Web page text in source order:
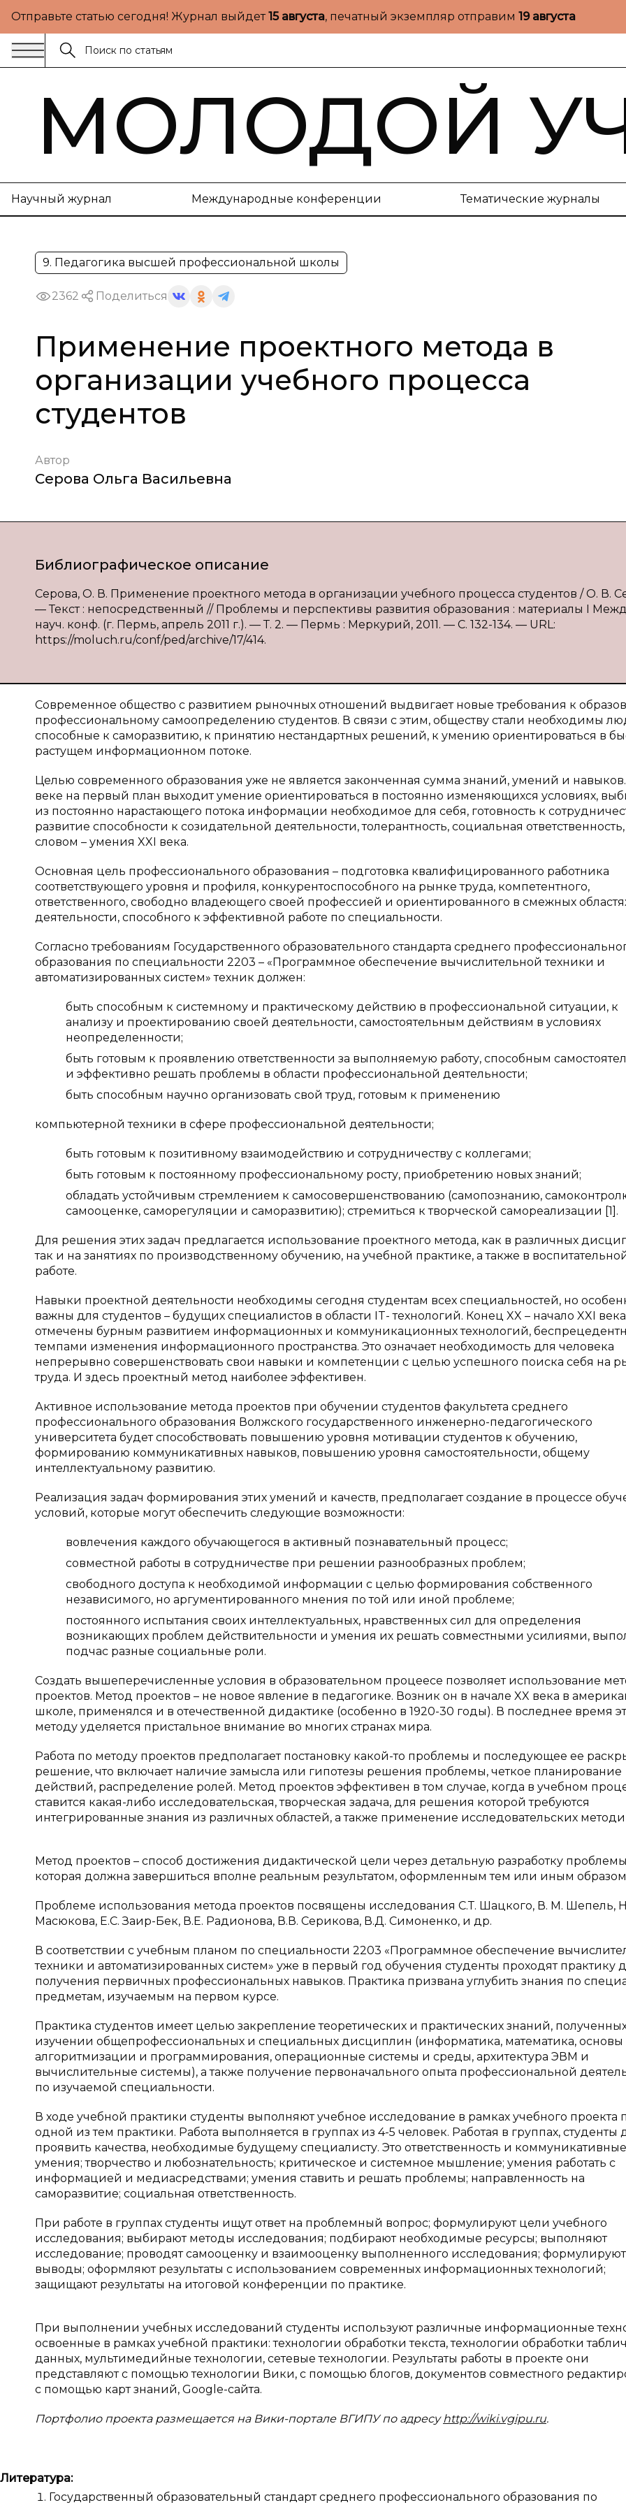
Отправьте статью сегодня! Журнал выйдет15 августа, печатный экземпляр отправим 19 августа
МОЛОДОЙ
Научный журнал Международные конференции Тематические журналы
9. Педагогика высшей профессиональной школы
2362 Поделиться
Применение проектного метода в
организации учебного процесса
студентов
Автор
Серова Ольга Васильевна
Библиографическое описание
Серова, О. В. Применение проектного метода в организации учебного процесса студентов / О. В.
— Текст : непосредственный // Проблемы и перспективы развития образования : материалы I
науч. конф. (г. Пермь, апрель 2011 г.). — Т. 2. — Пермь : Меркурий, 2011. — С. 132-134. — URL:
https://moluch.ru/conf/ped/archive/17/414.
Современное общество с развитием рыночных отношений выдвигает новые требования к
профессиональному самоопределению студентов. В связи с этим, обществу стали необходимы
способные к саморазвитию, к принятию нестандартных решений, к умению ориентироваться в
растущем информационном потоке.
Целью современного образования уже не является законченная сумма знаний, умений и
веке на первый план выходит умение ориентироваться в постоянно изменяющихся условиях,
из постоянно нарастающего потока информации необходимое для себя, готовность к
развитие способности к созидательной деятельности, толерантность, социальная
словом – умения XXI века.
Основная цель профессионального образования – подготовка квалифицированного работника
соответствующего уровня и профиля, конкурентоспособного на рынке труда, компетентного,
ответственного, свободно владеющего своей профессией и ориентированного в смежных
деятельности, способного к эффективной работе по специальности.
Согласно требованиям Государственного образовательного стандарта среднего
образования по специальности 2203 – «Программное обеспечение вычислительной техники и
автоматизированных систем» техник должен:
быть способным к системному и практическому действию в профессиональной ситуации, к
анализу и проектированию своей деятельности, самостоятельным действиям в условиях
неопределенности;
быть готовым к проявлению ответственности за выполняемую работу, способным
и эффективно решать проблемы в области профессиональной деятельности;
быть способным научно организовать свой труд, готовым к применению
компьютерной техники в сфере профессиональной деятельности;
быть готовым к позитивному взаимодействию и сотрудничеству с коллегами;
быть готовым к постоянному профессиональному росту, приобретению новых знаний;
обладать устойчивым стремлением к самосовершенствованию (самопознанию,
самооценке, саморегуляции и саморазвитию); стремиться к творческой самореализации [1].
Для решения этих задач предлагается использование проектного метода, как в различных
так и на занятиях по производственному обучению, на учебной практике, а также в
работе.
Навыки проектной деятельности необходимы сегодня студентам всех специальностей, но
важны для студентов – будущих специалистов в области IT- технологий. Конец XX – начало XXI века
отмечены бурным развитием информационных и коммуникационных технологий,
темпами изменения информационного пространства. Это означает необходимость для человека
непрерывно совершенствовать свои навыки и компетенции с целью успешного поиска себя на
труда. И здесь проектный метод наиболее эффективен.
Активное использование метода проектов при обучении студентов факультета среднего
профессионального образования Волжского государственного инженерно-педагогического
университета будет способствовать повышению уровня мотивации студентов к обучению,
формированию коммуникативных навыков, повышению уровня самостоятельности, общему
интеллектуальному развитию.
Реализация задач формирования этих умений и качеств, предполагает создание в процессе
условий, которые могут обеспечить следующие возможности:
вовлечения каждого обучающегося в активный познавательный процесс;
совместной работы в сотрудничестве при решении разнообразных проблем;
свободного доступа к необходимой информации с целью формирования собственного
независимого, но аргументированного мнения по той или иной проблеме;
постоянного испытания своих интеллектуальных, нравственных сил для определения
возникающих проблем действительности и умения их решать совместными усилиями,
подчас разные социальные роли.
Создать вышеперечисленные условия в образовательном процеесе позволяет использование
проектов. Метод проектов – не новое явление в педагогике. Возник он в начале XX века в
школе, применялся и в отечественной дидактике (особенно в 1920-30 годы). В последнее время
методу уделяется пристальное внимание во многих странах мира.
Работа по методу проектов предполагает постановку какой-то проблемы и последующее ее
решение, что включает наличие замысла или гипотезы решения проблемы, четкое планирование
действий, распределение ролей. Метод проектов эффективен в том случае, когда в учебном
ставится какая-либо исследовательская, творческая задача, для решения которой требуются
интегрированные знания из различных областей, а также применение исследовательских
Метод проектов – способ достижения дидактической цели через детальную разработку
которая должна завершиться вполне реальным результатом, оформленным тем или иным
Проблеме использования метода проектов посвящены исследования С.Т. Шацкого, В. М. Шепель,
Масюкова, Е.С. Заир-Бек, В.Е. Радионова, В.В. Серикова, В.Д. Симоненко, и др.
В соответствии с учебным планом по специальности 2203 «Программное обеспечение
техники и автоматизированных систем» уже в первый год обучения студенты проходят практику
получения первичных профессиональных навыков. Практика призвана углубить знания по
предметам, изучаемым на первом курсе.
Практика студентов имеет целью закрепление теоретических и практических знаний,
изучении общепрофессиональных и специальных дисциплин (информатика, математика, основы
алгоритмизации и программирования, операционные системы и среды, архитектура ЭВМ и
вычислительные системы), а также получение первоначального опыта профессиональной
по изучаемой спе­циальности.
В ходе учебной практики студенты выполняют учебное исследование в рамках учебного проекта
одной из тем практики. Работа выполняется в группах из 4-5 человек. Работая в группах, студенты
проявить качества, необходимые будущему специалисту. Это ответственность и коммуникативные
умения; творчество и любознательность; критическое и системное мышление; умения работать с
информацией и медиасредствами; умения ставить и решать проблемы; направленность на
саморазвитие; социальная ответственность.
При работе в группах студенты ищут ответ на проблемный вопрос; формулируют цели учебного
исследования; выбирают методы исследования; подбирают необходимые ресурсы; выполняют
исследование; проводят самооценку и взаимооценку выполненного исследования; формулируют
выводы; оформляют результаты с использованием современных информационных технологий;
защищают результаты на итоговой конференции по практике.
При выполнении учебных исследований студенты используют различные информационные
освоенные в рамках учебной практики: технологии обработки текста, технологии обработки
данных, мультимедийные технологии, сетевые технологии. Результаты работы в проекте они
представляют с помощью технологии Вики, с помощью блогов, документов совместного
с помощью карт знаний, Google-сайта.
Портфолио проекта размещается на Вики-портале ВГИПУ по адресуhttp://wiki.vgipu.ru.
Литература:
Государственный образовательный стандарт среднего профессиональ­ного образования по